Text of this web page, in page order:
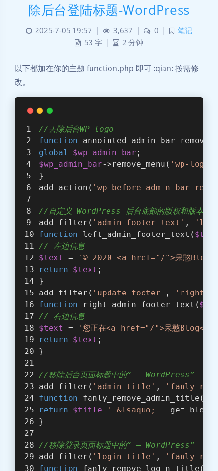
除后台登陆标题-WordPress
2025-7-05 19:57 | 3,637 | 0 |
笔记
53 字 | 2 分钟
以下都加在你的主题 function.php 即可 :qian: 按需修
改。
//去除后台WP logo
function
annointed_admin_bar_remove
global
$wp_admin_bar ;
$wp_admin_bar->remove_menu( 'wp-logo'
}
add_action(
//自定义 WordPress 后台底部的版权和版本信
add_filter( 'admin_footer_text' ,
function
left_admin_footer_text (
// 左边信息
$text
=
'© 2020 <a href="/">呆憨Blog</
return
$text ;
}
add_filter( 'update_footer' ,
function
right_admin_footer_text (
// 右边信息
$text
=
'您正在<a href="/">呆憨Blog</
return
$text ;
}
//移除后台页面标题中的“ — WordPress”
add_filter( 'admin_title' ,
function
fanly_remove_admin_title (
return
$title . ' &lsaquo; '
}
//移除登录页面标题中的“ — WordPress”
add_filter( 'login_title' ,
function
fanly_remove_login_title (